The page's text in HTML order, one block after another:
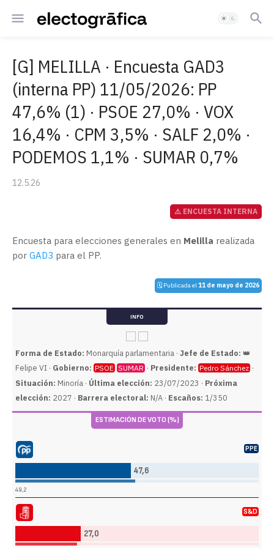
[G] MELILLA · Encuesta GAD3
(interna PP) 11/05/2026: PP
47,6% (1) · PSOE 27,0% · VOX
16,4% · CPM 3,5% · SALF 2,0% ·
PODEMOS 1,1% · SUMAR 0,7%
12.5.26
⚠️ ENCUESTA INTERNA
Encuesta para elecciones generales en Melilla realizada
por GAD3 para el PP.
🗓️ Publicada el11 de mayo de 2026
INFO
Forma de Estado: Monarquía parlamentaria · Jefe de Estado: 👑
Felipe VI · Gobierno: PSOE SUMAR · Presidente: Pedro Sánchez ·
Situación: Minoría · Última elección: 23/07/2023 · Próxima
elección: 2027 · Barrera electoral: N/A · Escaños: 1/350
ESTIMACIÓN DE VOTO (%)
Popular (PP) PPE
47,6
49,2
Obrero Español (PSOE) S&D
27,0